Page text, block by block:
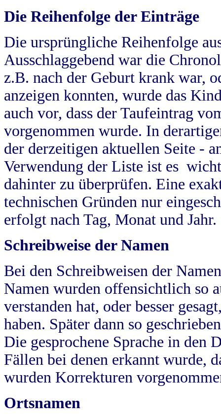
Die Reihenfolge der Einträge
Die ursprüngliche Reihenfolge
Ausschlaggebend war die
z.B. nach der Geburt krank war,
anzeigen konnten, wurde das
auch vor, dass der Taufeintrag
vorgenommen wurde. In
der derzeitigen aktuellen Seite -
Verwendung der Liste ist es
dahinter zu überprüfen. Eine
technischen Gründen nur
erfolgt nach Tag, Monat und Jahr.
Schreibweise der Namen
Bei den Schreibweisen der
Namen wurden offensichtlich so
verstanden hat, oder besser
haben. Später dann so
Die gesprochene Sprache in
Fällen bei denen erkannt wurde,
wurden Korrekturen
Ortsnamen